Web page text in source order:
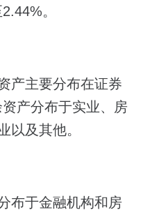
。
产主要分布在证券
产分布于实业、房
以及其他。
布于金融机构和房